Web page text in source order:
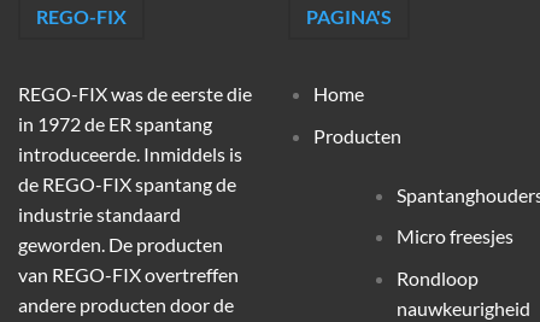
REGO-FIX
REGO-FIX was de eerste die
in 1972 de ER spantang
introduceerde. Inmiddels is
de REGO-FIX spantang de
industrie standaard
geworden. De producten
van REGO-FIX overtreffen
andere producten door de
PAGINA'S
Home
Producten
Micro freesjes
Rondloop
nauwkeurigheid